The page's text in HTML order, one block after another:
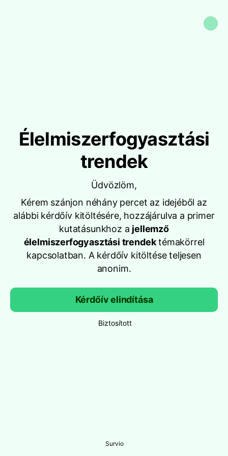
Élelmiszerfogyasztási
trendek
Üdvözlöm,
Kérem szánjon néhány percet az idejéből az
alábbi kérdőív kitöltésére, hozzájárulva a primer
kutatásunkhoz a jellemző
élelmiszerfogyasztási trendektémakörrel
kapcsolatban. A kérdőív kitöltése teljesen
anonim.
Kérdőív elindítása
Biztosított
Survio